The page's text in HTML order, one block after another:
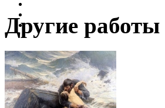
Другие работы